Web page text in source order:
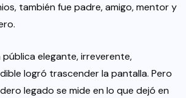
también fue padre, amigo, mentor y
pública elegante, irreverente,
logró trascender la pantalla. Pero
legado se mide en lo que dejó en